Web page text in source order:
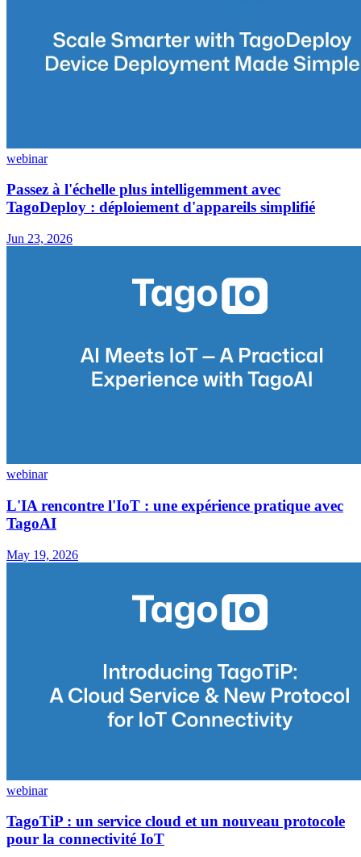
webinar
Passez à l'échelle plus intelligemment avec
TagoDeploy : déploiement d'appareils simplifié
Jun 23, 2026
webinar
L'IA rencontre l'IoT : une expérience pratique avec
TagoAI
May 19, 2026
webinar
TagoTiP : un service cloud et un nouveau protocole
pour la connectivité IoT